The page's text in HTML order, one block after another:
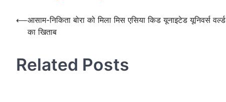
Post
navigation
⟵आसाम-निकिता बोरा को मिला मिस एसिया किड यूनाइटेड यूनिवर्स वर्ल्ड
का खिताब
Related Posts